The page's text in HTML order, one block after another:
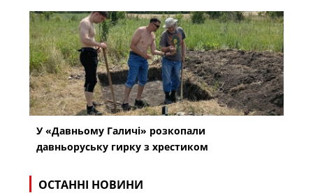
У «Давньому Галичі» розкопали
давньоруську гирку з хрестиком
ОСТАННІ НОВИНИ